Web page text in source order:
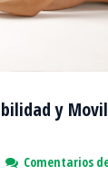
y
Comentarios